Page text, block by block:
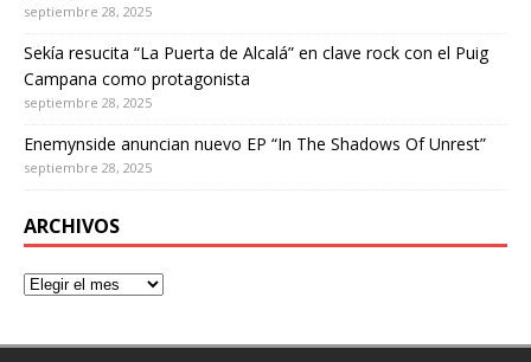
septiembre 28, 2025
Sekía resucita “La Puerta de Alcalá” en clave rock con el Puig
Campana como protagonista
septiembre 28, 2025
Enemynside anuncian nuevo EP “In The Shadows Of Unrest”
septiembre 28, 2025
ARCHIVOS